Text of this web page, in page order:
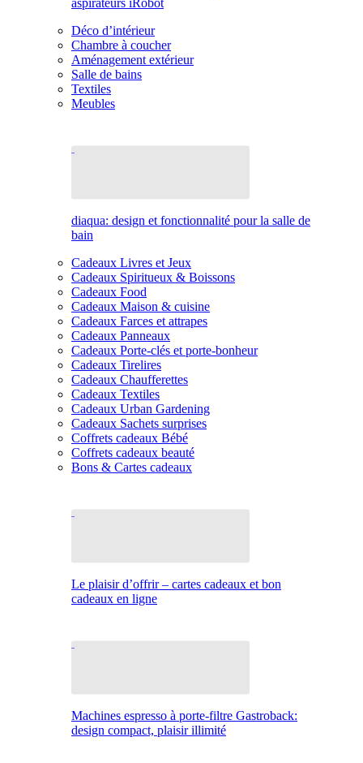
aspirateurs iRobot
Déco d’intérieur
Chambre à coucher
Aménagement extérieur
Salle de bains
Textiles
Meubles
diaqua: design et fonctionnalité pour la salle de
bain
Cadeaux Livres et Jeux
Cadeaux Spiritueux & Boissons
Cadeaux Food
Cadeaux Maison & cuisine
Cadeaux Farces et attrapes
Cadeaux Panneaux
Cadeaux Porte-clés et porte-bonheur
Cadeaux Tirelires
Cadeaux Chaufferettes
Cadeaux Textiles
Cadeaux Urban Gardening
Cadeaux Sachets surprises
Coffrets cadeaux Bébé
Coffrets cadeaux beauté
Bons & Cartes cadeaux
Le plaisir d’offrir – cartes cadeaux et bon
cadeaux en ligne
Machines espresso à porte-filtre Gastroback:
design compact, plaisir illimité